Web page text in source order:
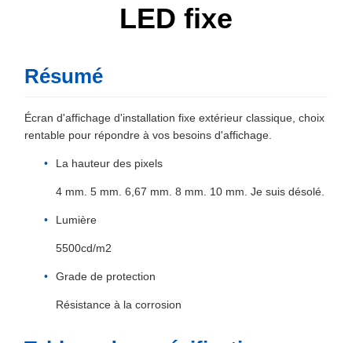
LED fixe
Résumé
Écran d'affichage d'installation fixe extérieur classique, choix
rentable pour répondre à vos besoins d'affichage.
La hauteur des pixels
4 mm. 5 mm. 6,67 mm. 8 mm. 10 mm. Je suis désolé.
Lumière
5500cd/m2
Grade de protection
Résistance à la corrosion